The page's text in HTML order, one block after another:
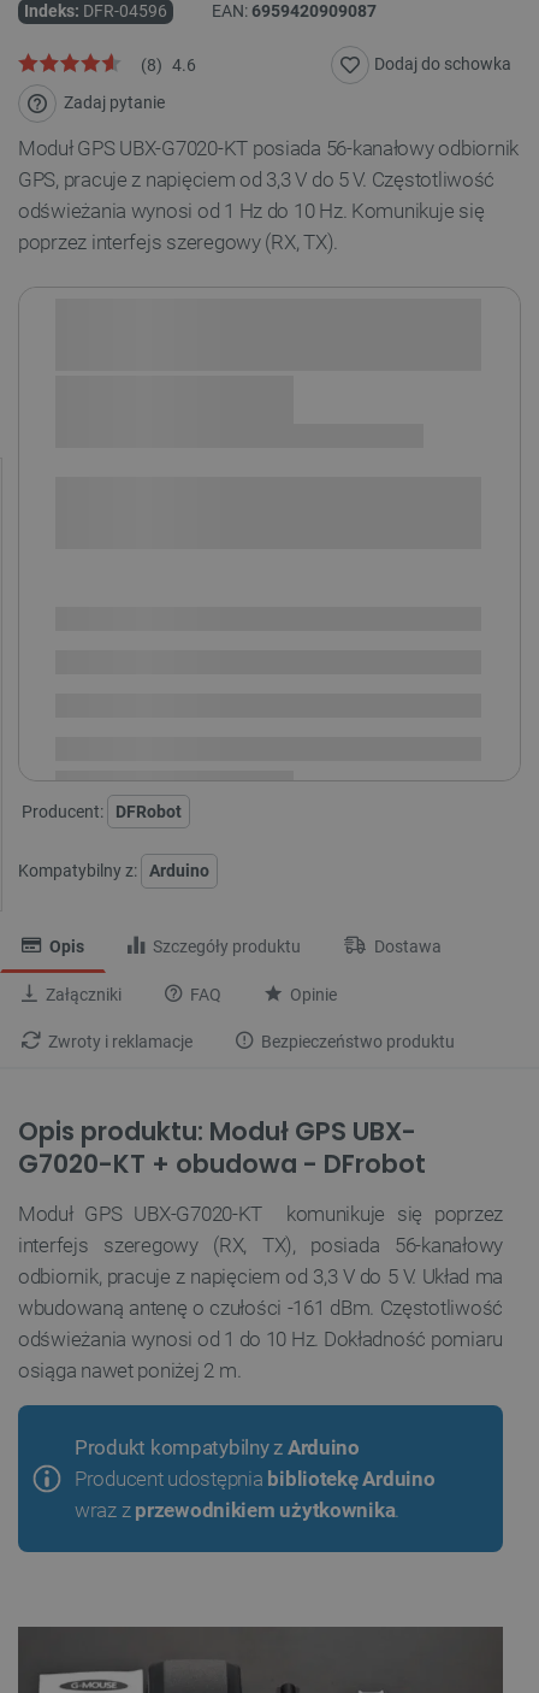
Indeks: DFR-04596 EAN:6959420909087
4.6
(8)
Zadaj pytanie
Dodaj do schowka
Moduł GPS UBX-G7020-KT posiada 56-kanałowy odbiornik
GPS, pracuje z napięciem od 3,3 V do 5 V. Częstotliwość
odświeżania wynosi od 1 Hz do 10 Hz. Komunikuje się
poprzez interfejs szeregowy (RX, TX).
Producent: DFRobot
Kompatybilny z: Arduino
Opis Szczegóły produktu Dostawa
Załączniki FAQ Opinie
Zwroty i reklamacje Bezpieczeństwo produktu
Opis produktu: Moduł GPS UBX-
G7020-KT + obudowa - DFrobot
Moduł GPS UBX-G7020-KT komunikuje się poprzez
interfejs szeregowy (RX, TX), posiada 56-kanałowy
odbiornik, pracuje z napięciem od 3,3 V do 5 V. Układ ma
wbudowaną antenę o czułości -161 dBm. Częstotliwość
odświeżania wynosi od 1 do 10 Hz. Dokładność pomiaru
osiąga nawet poniżej 2 m.
Produkt kompatybilny z Arduino
Producent udostępnia bibliotekę Arduino
wraz z przewodnikiem użytkownika.